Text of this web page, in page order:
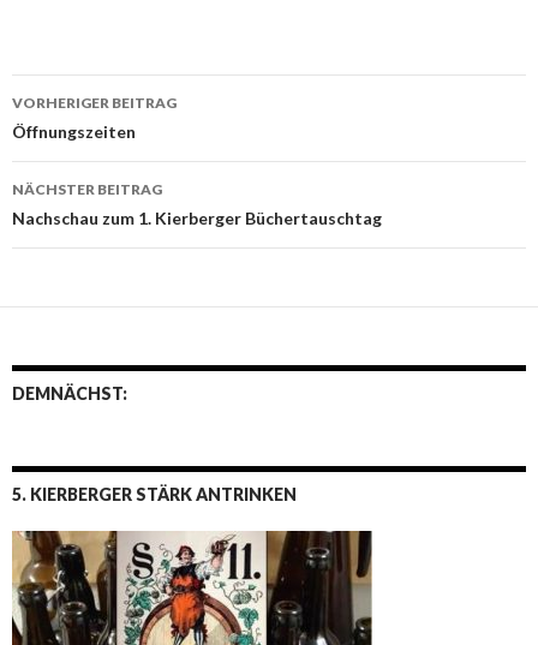
Beitrags-
Navigation
VORHERIGER BEITRAG
Öffnungszeiten
NÄCHSTER BEITRAG
Nachschau zum 1. Kierberger Büchertauschtag
DEMNÄCHST:
5. KIERBERGER STÄRK ANTRINKEN